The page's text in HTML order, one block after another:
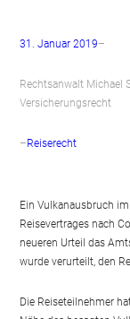
31. Januar 2019–
Rechtsanwalt Michael
Versicherungsrecht
–Reiserecht
Ein Vulkanausbruch
Reisevertrages nach
neueren Urteil das
wurde verurteilt, den
Die Reiseteilnehmer